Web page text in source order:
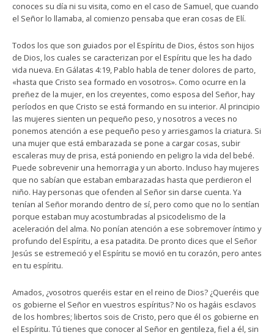
conoces su día ni su visita, como en el caso de Samuel, que cuando
el Señor lo llamaba, al comienzo pensaba que eran cosas de Elí.
Todos los que son guiados por el Espíritu de Dios, éstos son hijos
de Dios, los cuales se caracterizan por el Espíritu que les ha dado
vida nueva. En Gálatas 4:19, Pablo habla de tener dolores de parto,
«hasta que Cristo sea formado en vosotros». Como ocurre en la
preñez de la mujer, en los creyentes, como esposa del Señor, hay
períodos en que Cristo se está formando en su interior. Al principio
las mujeres sienten un pequeño peso, y nosotros a veces no
ponemos atención a ese pequeño peso y arriesgamos la criatura. Si
una mujer que está embarazada se pone a cargar cosas, subir
escaleras muy de prisa, está poniendo en peligro la vida del bebé.
Puede sobrevenir una hemorragia y un aborto. Incluso hay mujeres
que no sabían que estaban embarazadas hasta que perdieron el
niño. Hay personas que ofenden al Señor sin darse cuenta. Ya
tenían al Señor morando dentro de sí, pero como que no lo sentían
porque estaban muy acostumbradas al psicodelismo de la
aceleración del alma. No ponían atención a ese sobremover íntimo y
profundo del Espíritu, a esa patadita. De pronto dices que el Señor
Jesús se estremeció y el Espíritu se movió en tu corazón, pero antes
en tu espíritu.
Amados, ¿vosotros queréis estar en el reino de Dios? ¿Queréis que
os gobierne el Señor en vuestros espíritus? No os hagáis esclavos
de los hombres; libertos sois de Cristo, pero que él os gobierne en
el Espíritu. Tú tienes que conocer al Señor en gentileza, fiel a él, sin